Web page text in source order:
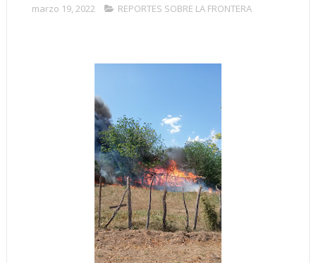
marzo 19, 2022 REPORTES SOBRE LA FRONTERA